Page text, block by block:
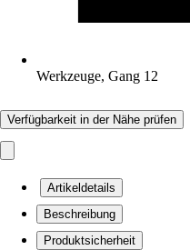
Werkzeuge, Gang 12
Verfügbarkeit in der Nähe prüfen
Artikeldetails
Beschreibung
Produktsicherheit